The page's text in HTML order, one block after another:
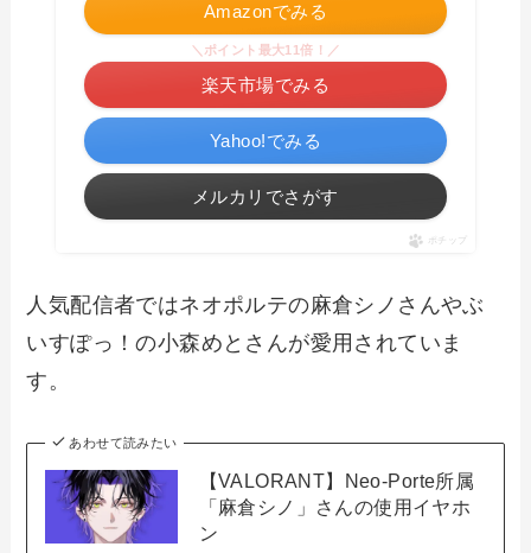
Amazonでみる
＼ポイント最大11倍！／
楽天市場でみる
Yahoo!でみる
メルカリでさがす
ポチップ
人気配信者ではネオポルテの麻倉シノさんやぶ
いすぽっ！の小森めとさんが愛用されていま
す。
あわせて読みたい
【VALORANT】Neo-Porte所属
「麻倉シノ」さんの使用イヤホ
ン